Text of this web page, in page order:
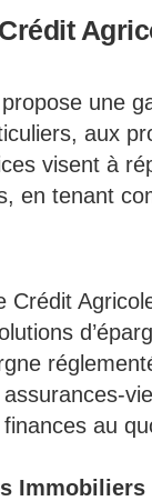
une
aux
visent à
en tenant
Crédit
au
Immobiliers